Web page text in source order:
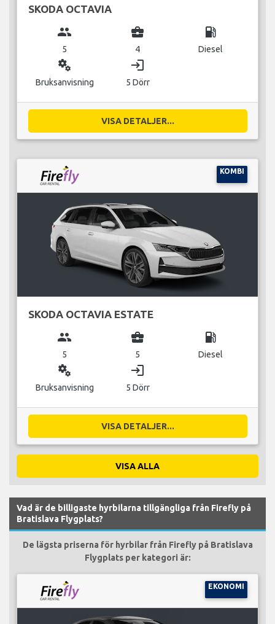
SKODA OCTAVIA
group
5
business_center
4
local_gas_station
Diesel
miscellaneous_services
Bruksanvisning
login
5 Dörr
VISA DETALJER...
KOMBI
SKODA OCTAVIA ESTATE
group
5
business_center
5
local_gas_station
Diesel
miscellaneous_services
Bruksanvisning
login
5 Dörr
VISA DETALJER...
VISA ALLA
Vad är de billigaste hyrbilarna tillgängliga från Firefly på
Bratislava Flygplats?
De lägsta priserna för hyrbilar från Firefly på Bratislava
Flygplats per kategori är:
EKONOMI